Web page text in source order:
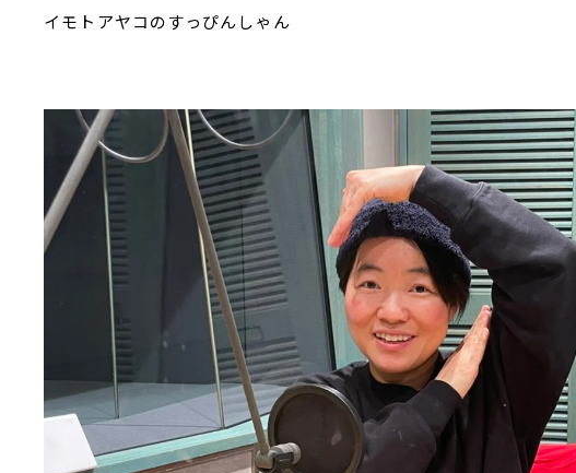
イモトアヤコのすっぴんしゃん